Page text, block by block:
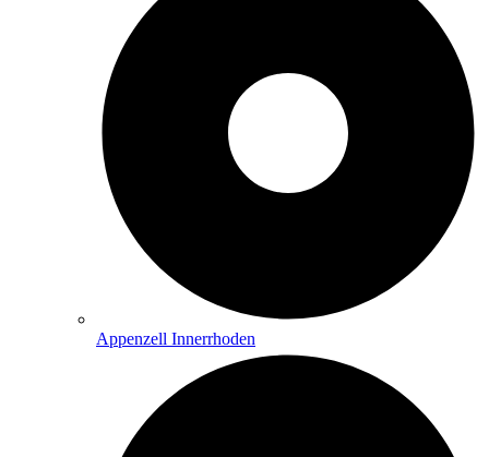
Appenzell Innerrhoden